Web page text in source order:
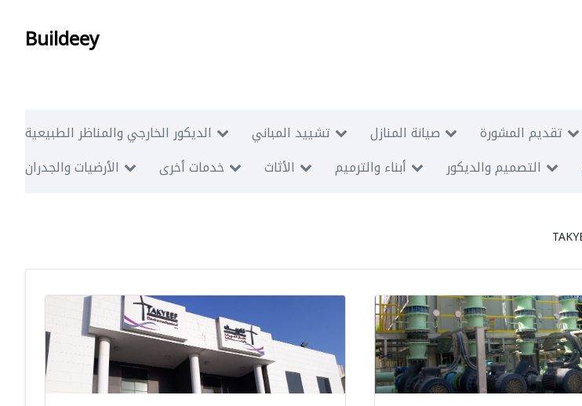
Buildeey
الديكور الخارجي والمناظر الطبيعية تشييد المباني صيانة المنازل تقديم المشورة
الأرضيات والجدران
خدمات أخرى الأثاث أبناء والترميم التصميم والديكور